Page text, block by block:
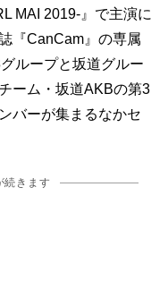
MAI 2019-』で主演に
『CanCam』の専属
ループと坂道グルー
ーム・坂道AKBの第3
バーが集まるなかセ
続きます